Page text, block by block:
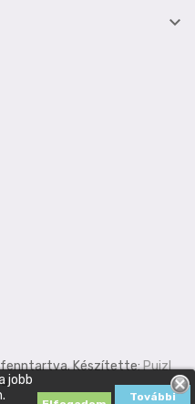
jobb
További

fenntartva. Készítette:Puizl